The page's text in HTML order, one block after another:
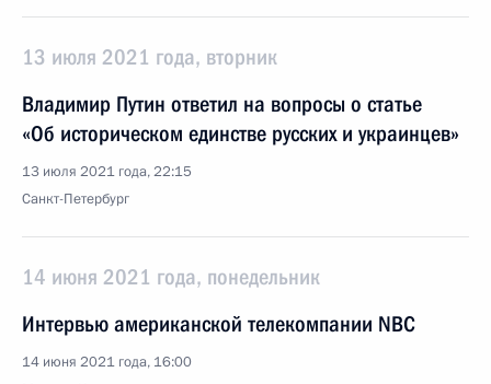
13 июля 2021 года, вторник
Владимир Путин ответил на вопросы о статье
«Об историческом единстве русских и украинцев»
13 июля 2021 года, 22:15
Санкт-Петербург
14 июня 2021 года, понедельник
Интервью американской телекомпании NBC
14 июня 2021 года, 16:00